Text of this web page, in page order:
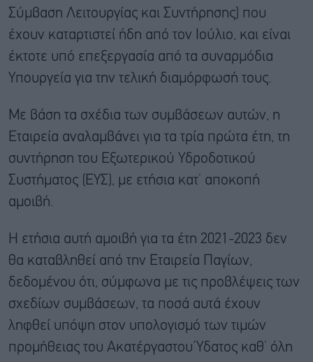
Σύμβαση Λειτουργίας και Συντήρησης) που
έχουν καταρτιστεί ήδη από τον Ιούλιο, και είναι
έκτοτε υπό επεξεργασία από τα συναρμόδια
Υπουργεία για την τελική διαμόρφωσή τους.
Με βάση τα σχέδια των συμβάσεων αυτών, η
Εταιρεία αναλαμβάνει για τα τρία πρώτα έτη, τη
συντήρηση του Εξωτερικού Υδροδοτικού
Συστήματος (ΕΥΣ), με ετήσια κατ’ αποκοπή
αμοιβή.
Η ετήσια αυτή αμοιβή για τα έτη 2021-2023 δεν
θα καταβληθεί από την Εταιρεία Παγίων,
δεδομένου ότι, σύμφωνα με τις προβλέψεις των
σχεδίων συμβάσεων, τα ποσά αυτά έχουν
ληφθεί υπόψη στον υπολογισμό των τιμών
προμήθειας του Ακατέργαστου Ύδατος καθ’ όλη